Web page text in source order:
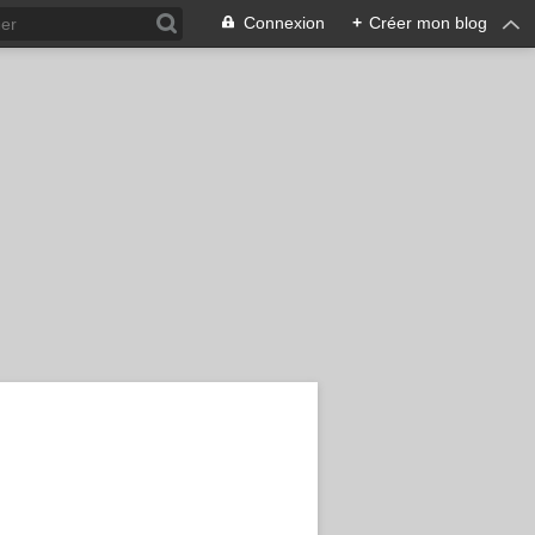
Connexion + Créer mon blog